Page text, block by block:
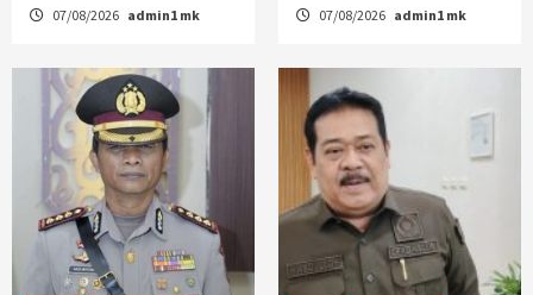
07/08/2026 admin1 mk 07/08/2026 admin1 mk